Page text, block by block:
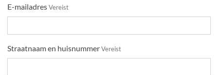
E-mailadresVereist
Straatnaam en huisnummerVereist